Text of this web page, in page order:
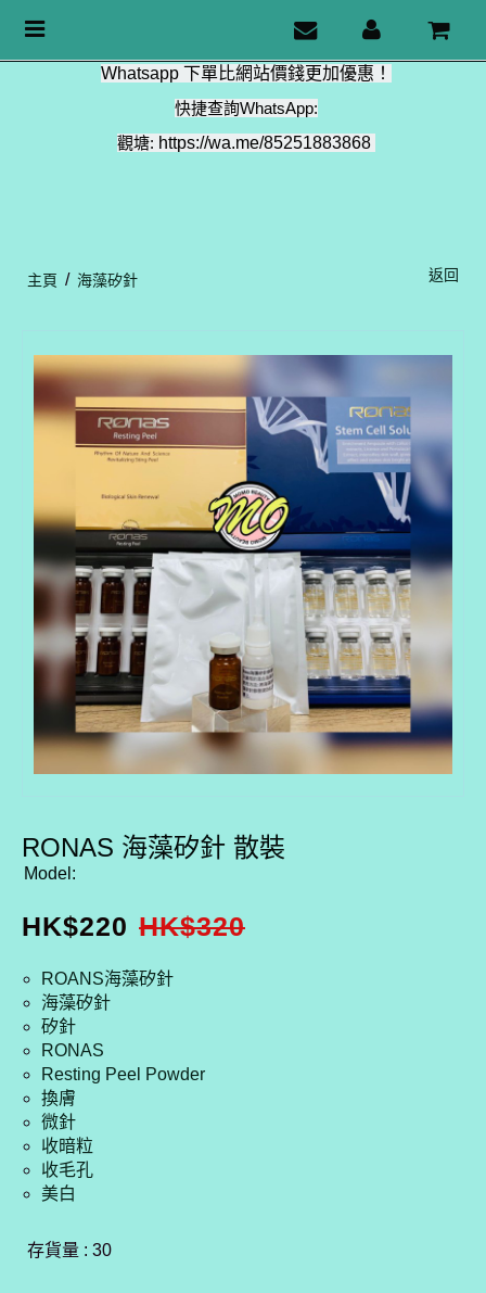
Whatsapp 下單比網站價錢更加優惠！
快捷查詢WhatsApp:
觀塘: https://wa.me/85251883868
Toggle
主頁 / 海藻矽針 返回
RONAS 海藻矽針 散裝
Model:
HK$220 HK$320
ROANS海藻矽針
海藻矽針
矽針
RONAS
Resting Peel Powder
換膚
微針
收暗粒
收毛孔
美白
存貨量 : 30